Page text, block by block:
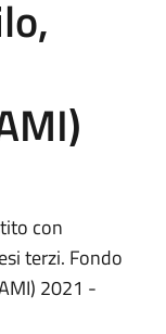
con
terzi. Fondo
2021 -